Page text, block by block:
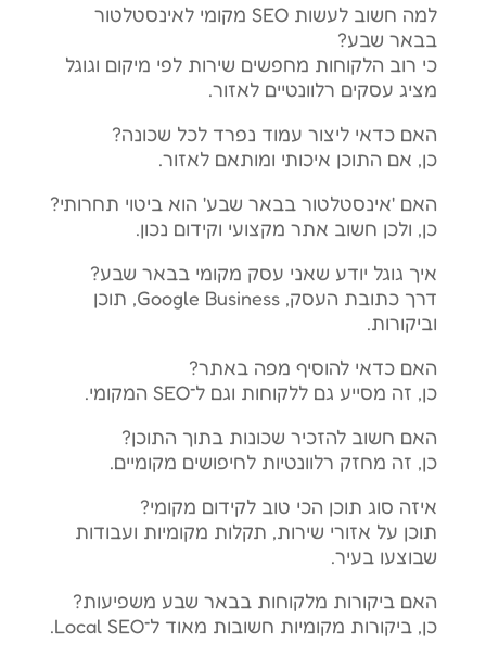
למה חשוב לעשות SEO מקומי לאינסטלטור
בבאר שבע?
כי רוב הלקוחות מחפשים שירות לפי מיקום וגוגל
מציג עסקים רלוונטיים לאזור.
האם כדאי ליצור עמוד נפרד לכל שכונה?
כן, אם התוכן איכותי ומותאם לאזור.
האם 'אינסטלטור בבאר שבע' הוא ביטוי תחרותי?
כן, ולכן חשוב אתר מקצועי וקידום נכון.
איך גוגל יודע שאני עסק מקומי בבאר שבע?
דרך כתובת העסק, Google Business, תוכן
וביקורות.
האם כדאי להוסיף מפה באתר?
כן, זה מסייע גם ללקוחות וגם ל־SEO המקומי.
האם חשוב להזכיר שכונות בתוך התוכן?
כן, זה מחזק רלוונטיות לחיפושים מקומיים.
איזה סוג תוכן הכי טוב לקידום מקומי?
תוכן על אזורי שירות, תקלות מקומיות ועבודות
שבוצעו בעיר.
האם ביקורות מלקוחות בבאר שבע משפיעות?
כן, ביקורות מקומיות חשובות מאוד ל־Local SEO.